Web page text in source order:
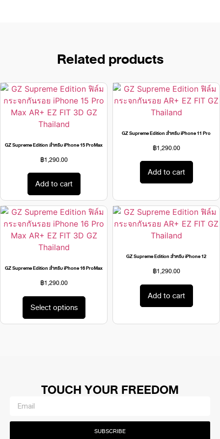
Related products
GZ Supreme Edition สำหรับ iPhone 15 ProMax
฿1,290.00
Add to cart
GZ Supreme Edition สำหรับ iPhone 11 Pro
฿1,290.00
Add to cart
GZ Supreme Edition สำหรับ iPhone 16 ProMax
฿1,290.00
Select options
GZ Supreme Edition สำหรับ iPhone 12
฿1,290.00
Add to cart
TOUCH YOUR FREEDOM
SUBSCRIBE